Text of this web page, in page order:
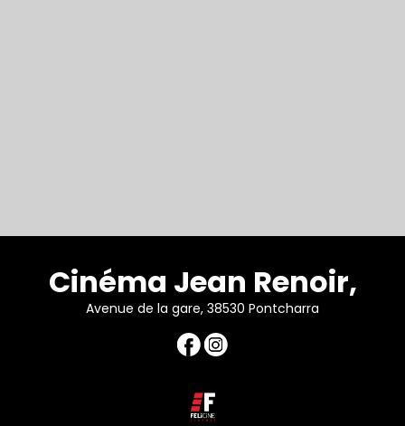
Cinéma Jean Renoir,
Avenue de la gare, 38530 Pontcharra